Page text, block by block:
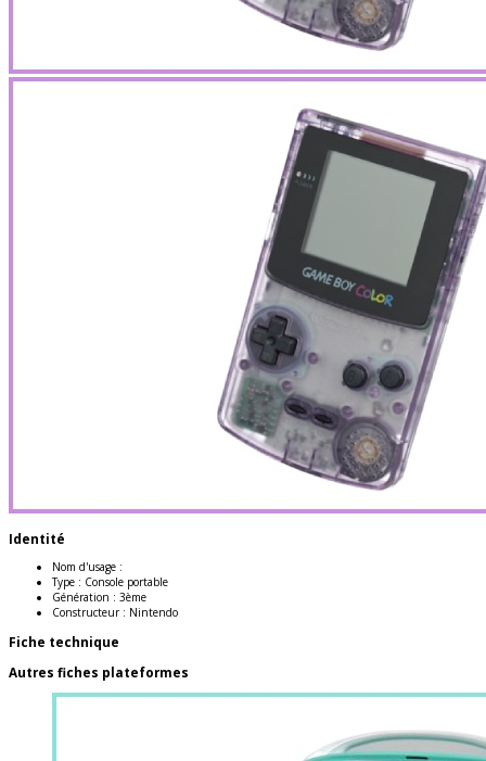
Identité
Nom d'usage :
Type : Console portable
Génération : 3ème
Constructeur : Nintendo
Fiche technique
Autres fiches plateformes